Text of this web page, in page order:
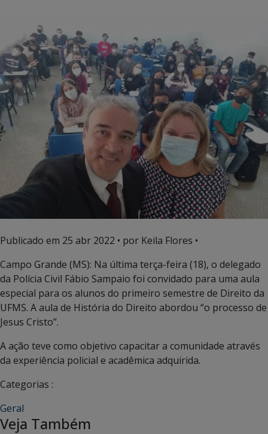
Publicado em 25 abr 2022 • por Keila Flores •
Campo Grande (MS): Na última terça-feira (18), o delegado
da Polícia Civil Fábio Sampaio foi convidado para uma aula
especial para os alunos do primeiro semestre de Direito da
UFMS. A aula de História do Direito abordou “o processo de
Jesus Cristo”.
A ação teve como objetivo capacitar a comunidade através
da experiência policial e acadêmica adquirida.
Categorias :
Geral
Veja Também